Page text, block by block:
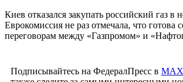
Киев отказался закупать российский газ в
Еврокомиссия не раз отмечала, что готова
переговорам между «Газпромом» и
Подписывайтесь на ФедералПресс в МАХ